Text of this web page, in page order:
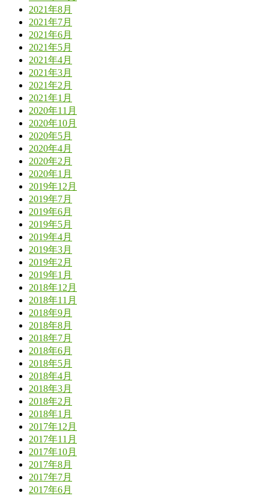
2021年8月
2021年7月
2021年6月
2021年5月
2021年4月
2021年3月
2021年2月
2021年1月
2020年11月
2020年10月
2020年5月
2020年4月
2020年2月
2020年1月
2019年12月
2019年7月
2019年6月
2019年5月
2019年4月
2019年3月
2019年2月
2019年1月
2018年12月
2018年11月
2018年9月
2018年8月
2018年7月
2018年6月
2018年5月
2018年4月
2018年3月
2018年2月
2018年1月
2017年12月
2017年11月
2017年10月
2017年8月
2017年7月
2017年6月